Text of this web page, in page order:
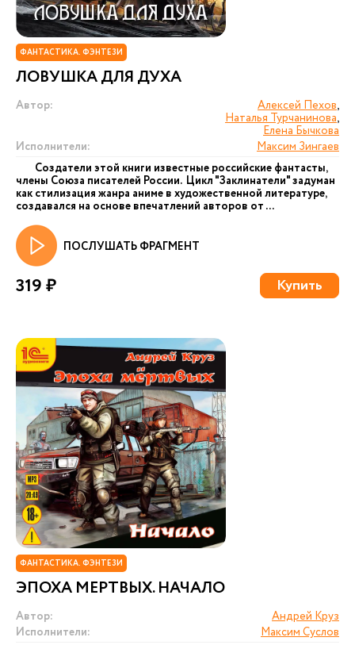
ФАНТАСТИКА. ФЭНТЕЗИ
ЛОВУШКА ДЛЯ ДУХА
Автор: Алексей Пехов,
Наталья Турчанинова,
Елена Бычкова
Исполнители:
Максим Зингаев
Создатели этой книги известные российские фантасты,
члены Союза писателей России. Цикл "Заклинатели" задуман
как стилизация жанра аниме в художественной литературе,
создавался на основе впечатлений авторов от ...
ПОСЛУШАТЬ ФРАГМЕНТ
319 ₽ Купить
ФАНТАСТИКА. ФЭНТЕЗИ
ЭПОХА МЕРТВЫХ. НАЧАЛО
Автор:
Андрей Круз
Исполнители:
Максим Суслов